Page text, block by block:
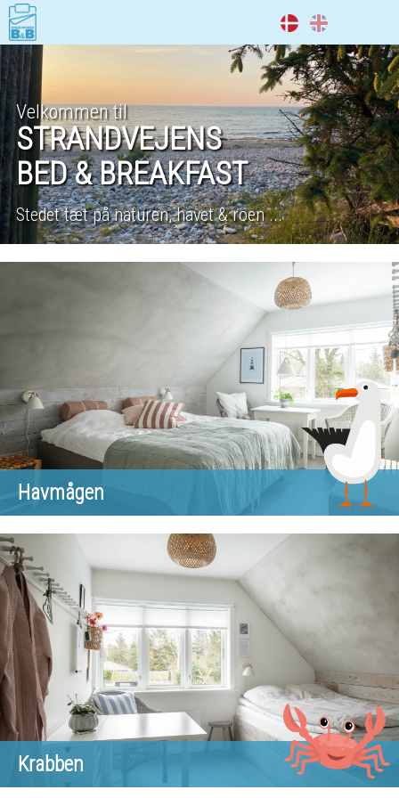
DA EN
Velkommen til
STRANDVEJENS
BED & BREAKFAST
Stedet tæt på naturen, havet & roen ...
Havmågen
Krabben